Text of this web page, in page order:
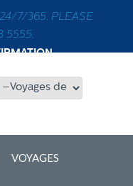
7/365. PLEASE
5555.
VOYAGES